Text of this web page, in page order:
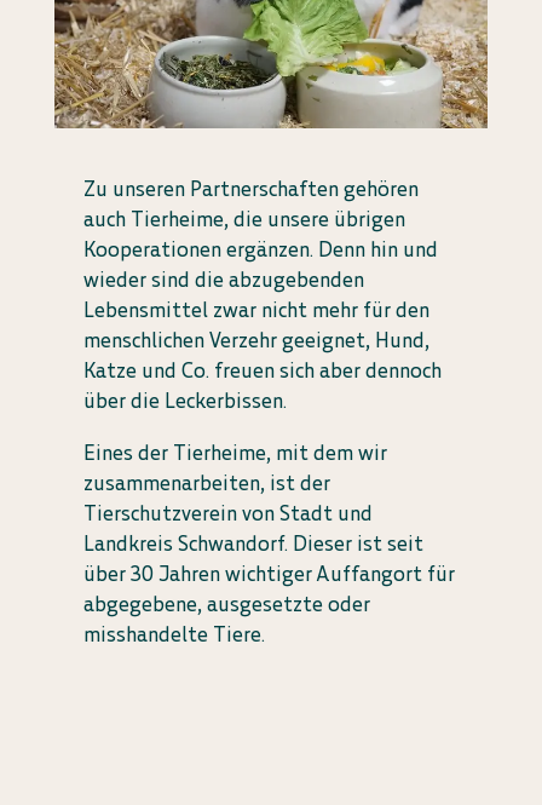
Zu unseren Partnerschaften gehören
auch Tierheime, die unsere übrigen
Kooperationen ergänzen. Denn hin und
wieder sind die abzugebenden
Lebensmittel zwar nicht mehr für den
menschlichen Verzehr geeignet, Hund,
Katze und Co. freuen sich aber dennoch
über die Leckerbissen.
Eines der Tierheime, mit dem wir
zusammenarbeiten, ist der
Tierschutzverein von Stadt und
Landkreis Schwandorf. Dieser ist seit
über 30 Jahren wichtiger Auffangort für
abgegebene, ausgesetzte oder
misshandelte Tiere.